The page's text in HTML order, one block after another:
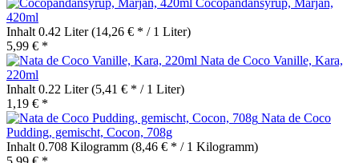
420ml
Inhalt 0.42 Liter(14,26 € * / 1 Liter)
5,99 € *
Nata de Coco Vanille, Kara,
220ml
Inhalt 0.22 Liter(5,41 € * / 1 Liter)
1,19 € *
Nata de Coco
Pudding, gemischt, Cocon, 708g
Inhalt 0.708 Kilogramm (8,46 € * / 1 Kilogramm)